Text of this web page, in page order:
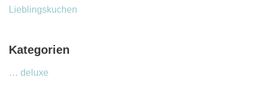
Lieblingskuchen
Kategorien
… deluxe